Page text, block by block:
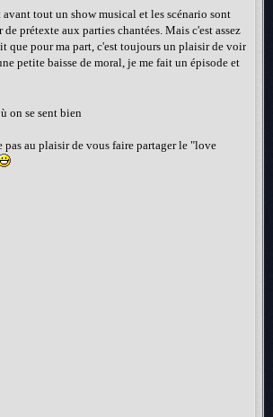
avant tout un show musical et les scénario sont
prétexte aux parties chantées. Mais c'est assez
que pour ma part, c'est toujours un plaisir de voir
petite baisse de moral, je me fait un épisode et
on se sent bien
pas au plaisir de vous faire partager le "love